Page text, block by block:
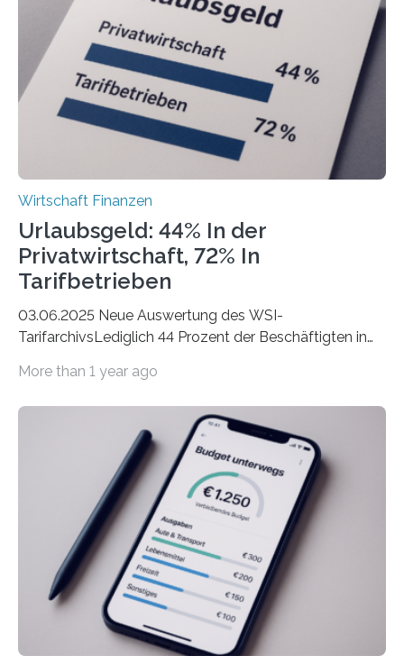
eigene freiberufliche Existenz, dahinter folgten die
Städte Hamburg, München und Köln. Betrachtet man
hingegen die Existenzgründungsintensität – die Anzahl
der freiberuflichen Gründungen je…
Wirtschaft Finanzen
Urlaubsgeld: 44% In der
Privatwirtschaft, 72% In
Tarifbetrieben
03.06.2025 Neue Auswertung des WSI-
TarifarchivsLediglich 44 Prozent der Beschäftigten in
tarifgebundenen Betrieben ist der Anteil mit 72 Prozent
Unterkünfte fast überall deutlich teurer geworden. Für
viele Beschäftigte ist deshalb das zumeist im Juni oder
Juli ausgezahlte Urlaubsgeld ein wichtiger Faktor, um
sich den wohlverdienten Jahresurlaub leisten zu
können. Allerdings erhält mit 44 Prozent noch nicht
einmal die Hälfte aller Beschäftigten in der
Privatwirtschaft Urlaubsgeld. Zu diesem…
More than 1 year ago